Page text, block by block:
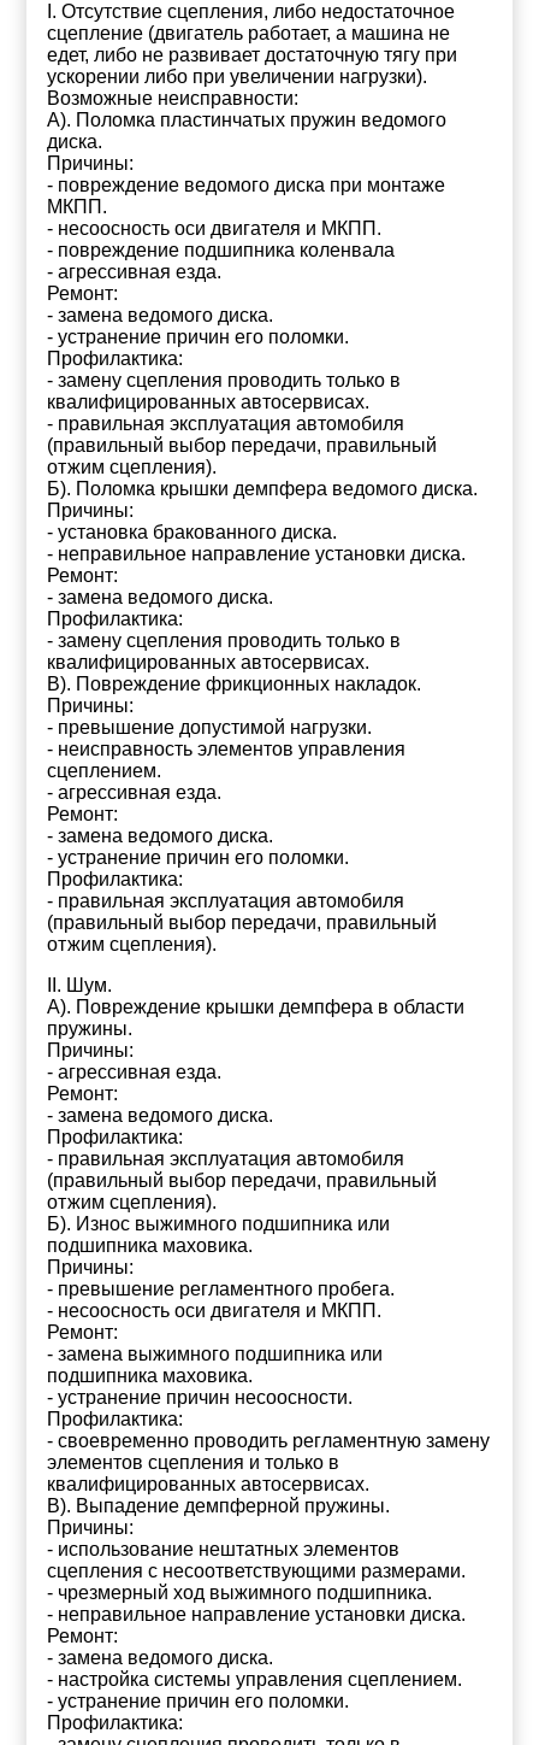
I. Отсутствие сцепления, либо недостаточное
сцепление (двигатель работает, а машина не
едет, либо не развивает достаточную тягу при
ускорении либо при увеличении нагрузки).
Возможные неисправности:
А). Поломка пластинчатых пружин ведомого
диска.
Причины:
- повреждение ведомого диска при монтаже
МКПП.
- несоосность оси двигателя и МКПП.
- повреждение подшипника коленвала
- агрессивная езда.
Ремонт:
- замена ведомого диска.
- устранение причин его поломки.
Профилактика:
- замену сцепления проводить только в
квалифицированных автосервисах.
- правильная эксплуатация автомобиля
(правильный выбор передачи, правильный
отжим сцепления).
Б). Поломка крышки демпфера ведомого диска.
Причины:
- установка бракованного диска.
- неправильное направление установки диска.
Ремонт:
- замена ведомого диска.
Профилактика:
- замену сцепления проводить только в
квалифицированных автосервисах.
В). Повреждение фрикционных накладок.
Причины:
- превышение допустимой нагрузки.
- неисправность элементов управления
сцеплением.
- агрессивная езда.
Ремонт:
- замена ведомого диска.
- устранение причин его поломки.
Профилактика:
- правильная эксплуатация автомобиля
(правильный выбор передачи, правильный
отжим сцепления).
II. Шум.
А). Повреждение крышки демпфера в области
пружины.
Причины:
- агрессивная езда.
Ремонт:
- замена ведомого диска.
Профилактика:
- правильная эксплуатация автомобиля
(правильный выбор передачи, правильный
отжим сцепления).
Б). Износ выжимного подшипника или
подшипника маховика.
Причины:
- превышение регламентного пробега.
- несоосность оси двигателя и МКПП.
Ремонт:
- замена выжимного подшипника или
подшипника маховика.
- устранение причин несоосности.
Профилактика:
- своевременно проводить регламентную замену
элементов сцепления и только в
квалифицированных автосервисах.
В). Выпадение демпферной пружины.
Причины:
- использование нештатных элементов
сцепления с несоответствующими размерами.
- чрезмерный ход выжимного подшипника.
- неправильное направление установки диска.
Ремонт:
- замена ведомого диска.
- настройка системы управления сцеплением.
- устранение причин его поломки.
Профилактика: